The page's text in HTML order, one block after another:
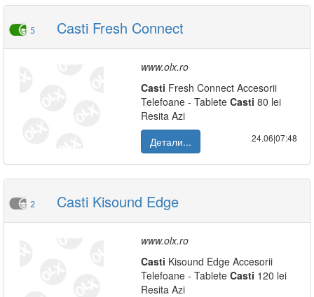
5 Casti Fresh Connect
www.olx.ro
Casti Fresh Connect Accesorii
Telefoane - Tablete Casti 80 lei
Resita Azi
Детали...
24.06|07:48
2 Casti Kisound Edge
www.olx.ro
Casti Kisound Edge Accesorii
Telefoane - Tablete Casti 120 lei
Resita Azi